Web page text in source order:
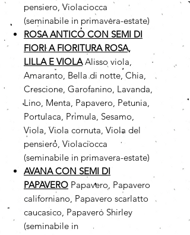
pensiero, Violaciocca
(seminabile in primavera-estate)
ROSA ANTICO CON SEMI DI
FIORI A FIORITURA ROSA,
LILLA E VIOLAAlisso viola,
Amaranto, Bella di notte, Chia,
Crescione, Garofanino, Lavanda,
Lino, Menta, Papavero, Petunia,
Portulaca, Primula, Sesamo,
Viola, Viola cornuta, Viola del
pensiero, Violaciocca
(seminabile in primavera-estate)
AVANA CON SEMI DI
PAPAVERO Papavero, Papavero
californiano, Papavero scarlatto
caucasico, Papavero Shirley
(seminabile in